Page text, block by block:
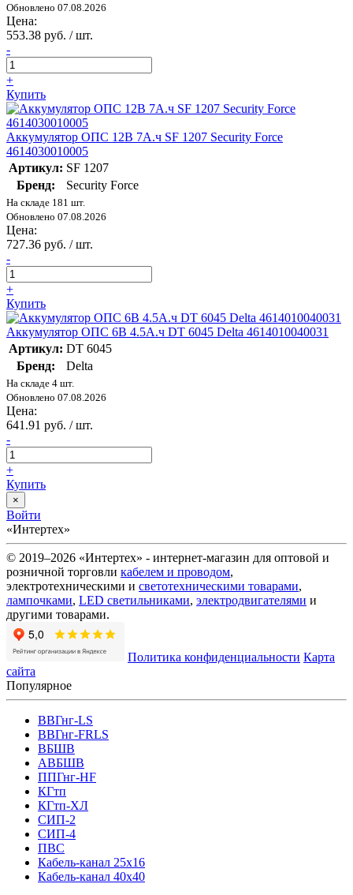
Обновлено 07.08.2026
Цена:
553.38 руб. / шт.
-
+
Купить
Аккумулятор ОПС 12В 7А.ч SF 1207 Security Force
4614030010005
Артикул: SF 1207
Бренд:
Security Force
На складе 181 шт.
Обновлено 07.08.2026
Цена:
727.36 руб. / шт.
-
+
Купить
Аккумулятор ОПС 6В 4.5А.ч DT 6045 Delta 4614010040031
Артикул: DT 6045
Бренд:
Delta
На складе 4 шт.
Обновлено 07.08.2026
Цена:
641.91 руб. / шт.
-
+
Купить
×
Войти
«Интертех»
© 2019–2026 «Интертех» - интернет-магазин для оптовой и
розничной торговли кабелем и проводом,
электротехническими и светотехническими товарами,
лампочками, LED светильниками, электродвигателями и
другими товарами.
Политика конфиденциальности Карта
сайта
Популярное
ВВГнг-LS
ВВГнг-FRLS
ВБШВ
АВБШВ
ППГнг-HF
КГтп
КГтп-ХЛ
СИП-2
СИП-4
ПВС
Кабель-канал 25х16
Кабель-канал 40х40